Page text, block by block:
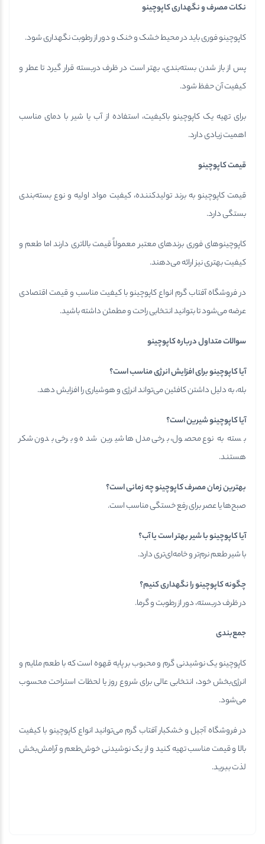
نکات مصرف و نگهداری کاپوچینو
کاپوچینو فوری باید در محیط خشک و خنک و دور از رطوبت نگهداری شود.
پس از باز شدن بسته‌بندی، بهتر است در ظرف دربسته قرار گیرد تا عطر و
کیفیت آن حفظ شود.
برای تهیه یک کاپوچینو باکیفیت، استفاده از آب یا شیر با دمای مناسب
اهمیت زیادی دارد.
قیمت کاپوچینو
قیمت کاپوچینو به برند تولیدکننده، کیفیت مواد اولیه و نوع بسته‌بندی
بستگی دارد.
کاپوچینو‌های فوری برندهای معتبر معمولاً قیمت بالاتری دارند اما طعم و
کیفیت بهتری نیز ارائه می‌دهند.
در فروشگاه آفتاب گرم انواع کاپوچینو با کیفیت مناسب و قیمت اقتصادی
عرضه می‌شود تا بتوانید انتخابی راحت و مطمئن داشته باشید.
سوالات متداول درباره کاپوچینو
آیا کاپوچینو برای افزایش انرژی مناسب است؟
بله، به دلیل داشتن کافئین می‌تواند انرژی و هوشیاری را افزایش دهد.
آیا کاپوچینو شیرین است؟
بسته به نوع محصول، برخی مدل‌ها شیرین شده و برخی بدون شکر
هستند.
بهترین زمان مصرف کاپوچینو چه زمانی است؟
صبح‌ها یا عصر برای رفع خستگی مناسب است.
آیا کاپوچینو با شیر بهتر است یا آب؟
با شیر طعم نرم‌تر و خامه‌ای‌تری دارد.
چگونه کاپوچینو را نگهداری کنیم؟
در ظرف دربسته، دور از رطوبت و گرما.
جمع‌بندی
کاپوچینو یک نوشیدنی گرم و محبوب بر پایه قهوه است که با طعم ملایم و
انرژی‌بخش خود، انتخابی عالی برای شروع روز یا لحظات استراحت محسوب
می‌شود.
در فروشگاه آجیل و خشکبار آفتاب گرم می‌توانید انواع کاپوچینو با کیفیت
بالا و قیمت مناسب تهیه کنید و از یک نوشیدنی خوش‌طعم و آرامش‌بخش
لذت ببرید.